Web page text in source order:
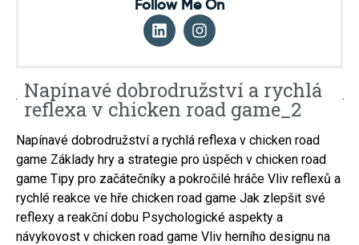
Napínavé dobrodružství a rychlá
reflexa v chicken road game_2
Napínavé dobrodružství a rychlá reflexa v chicken road
game Základy hry a strategie pro úspěch v chicken road
game Tipy pro začátečníky a pokročilé hráče Vliv reflexů a
rychlé reakce ve hře chicken road game Jak zlepšit své
reflexy a reakční dobu Psychologické aspekty a
návykovost v chicken road game Vliv herního designu na
Follow Me On